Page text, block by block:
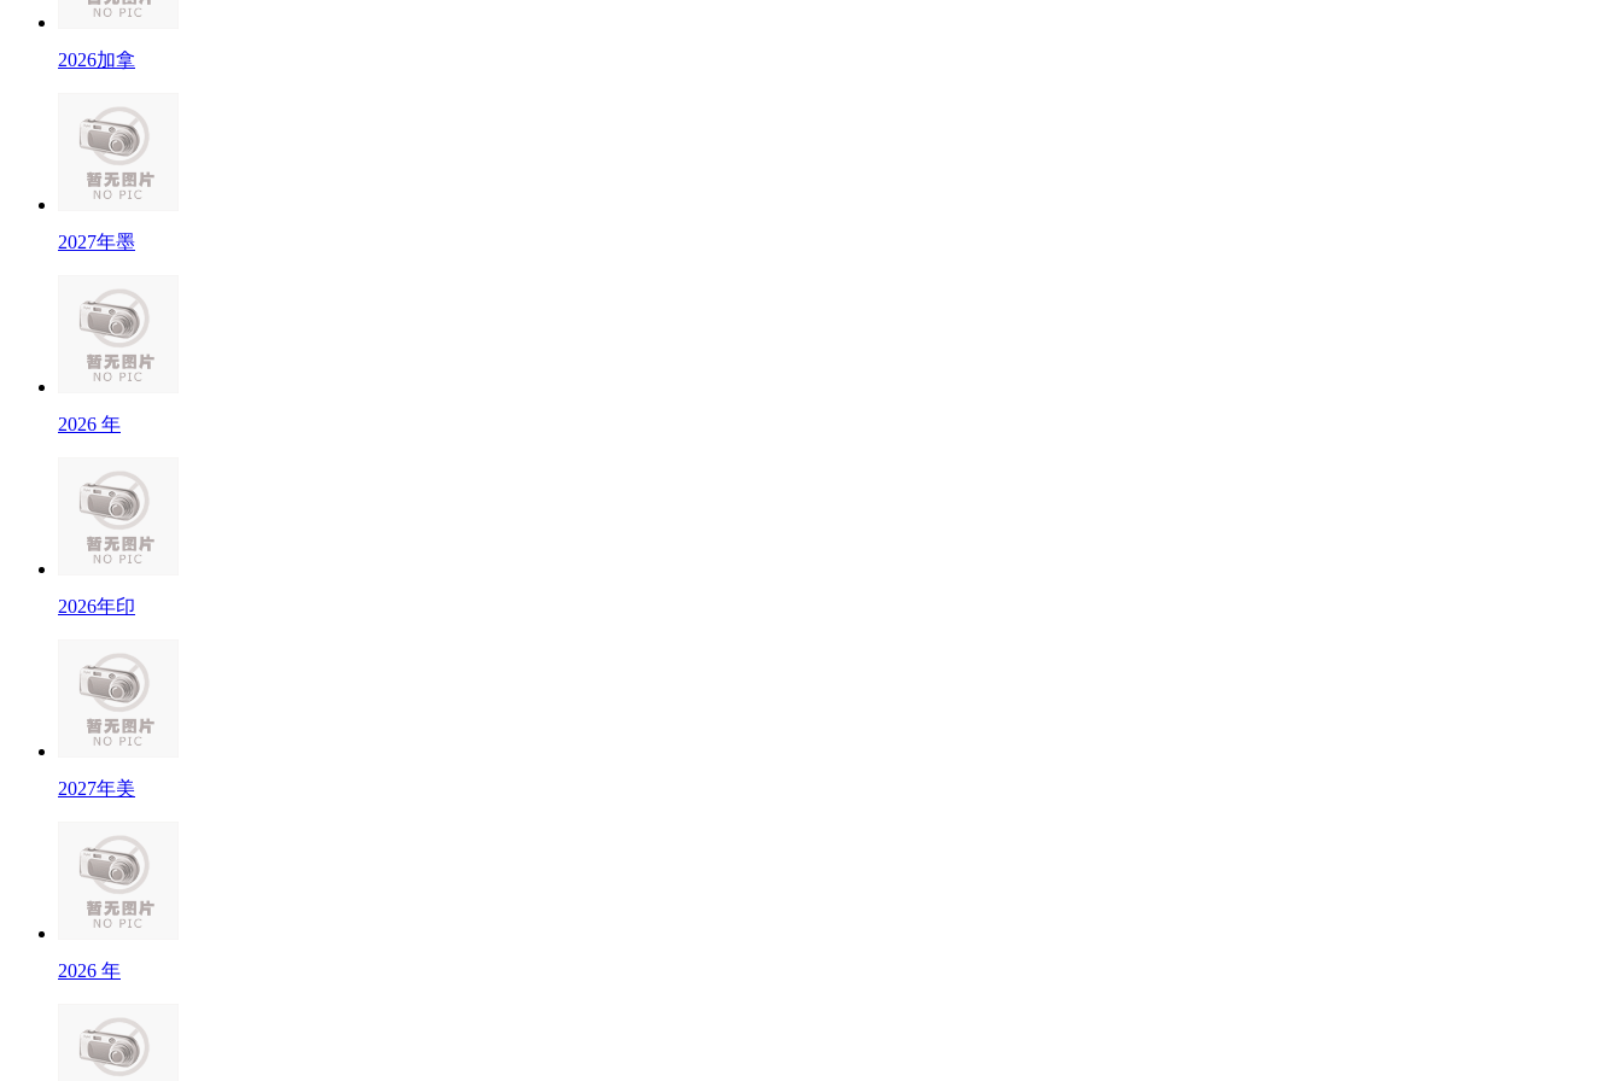
2026加拿
2027年墨
2026 年
2026年印
2027年美
2026 年